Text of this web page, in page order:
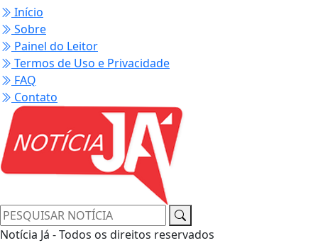
Início
Sobre
Painel do Leitor
Termos de Uso e Privacidade
FAQ
Contato
Notícia Já - Todos os direitos reservados